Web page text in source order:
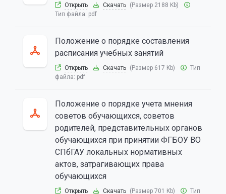
Открыть Скачать (Размер 2188 Kb)
Тип файла: pdf
Положение о порядке составления
расписания учебных занятий
Открыть Скачать (Размер 617 Kb)
Тип
файла: pdf
Положение о порядке учета мнения
советов обучающихся, советов
родителей, представительных органов
обучающихся при принятии ФГБОУ ВО
СПбГАУ локальных нормативных
актов, затрагивающих права
обучающихся
Открыть Скачать (Размер 701 Kb)
Тип